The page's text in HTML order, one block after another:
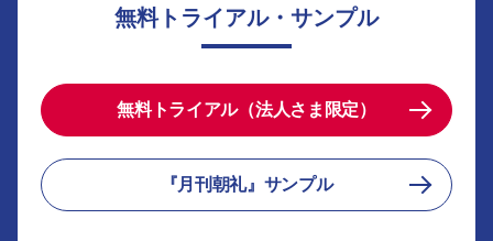
無料トライアル・サンプル
無料トライアル（法人さま限定）
『月刊朝礼』サンプル